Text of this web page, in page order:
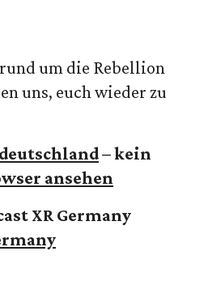
um die Rebellion
uns, euch wieder zu
– kein
ansehen
XR Germany